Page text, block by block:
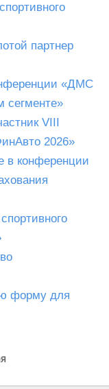
партнер
«ДМС
сегменте»
VIII
2026»
в конференции
форму для